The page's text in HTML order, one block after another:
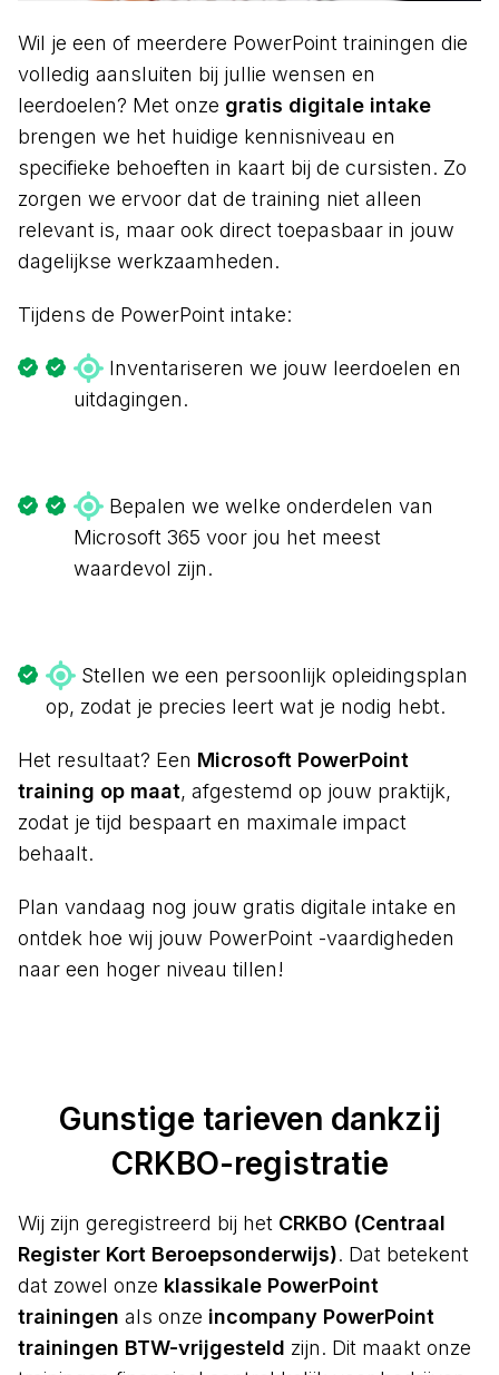
Wil je een of meerdere PowerPoint trainingen die
volledig aansluiten bij jullie wensen en
leerdoelen? Met onze gratis digitale intake
brengen we het huidige kennisniveau en
specifieke behoeften in kaart bij de cursisten. Zo
zorgen we ervoor dat de training niet alleen
relevant is, maar ook direct toepasbaar in jouw
dagelijkse werkzaamheden.
Tijdens de PowerPoint intake:
Inventariseren we jouw leerdoelen en
uitdagingen.
Bepalen we welke onderdelen van
Microsoft 365 voor jou het meest
waardevol zijn.
Stellen we een persoonlijk opleidingsplan
op, zodat je precies leert wat je nodig hebt.
Het resultaat? Een Microsoft PowerPoint
training op maat, afgestemd op jouw praktijk,
zodat je tijd bespaart en maximale impact
behaalt.
Plan vandaag nog jouw gratis digitale intake en
ontdek hoe wij jouw PowerPoint -vaardigheden
naar een hoger niveau tillen!
Gunstige tarieven dankzij
CRKBO-registratie
Wij zijn geregistreerd bij het CRKBO (Centraal
Register Kort Beroepsonderwijs). Dat betekent
dat zowel onze klassikale PowerPoint
trainingen als onze incompany PowerPoint
trainingen BTW-vrijgesteld zijn. Dit maakt onze